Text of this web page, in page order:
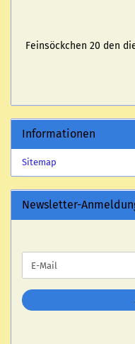
Fein­söck­chen 20 den
Informationen
Sitemap
Newsletter-
ZUR
ANMELDUNG
E-
Mail